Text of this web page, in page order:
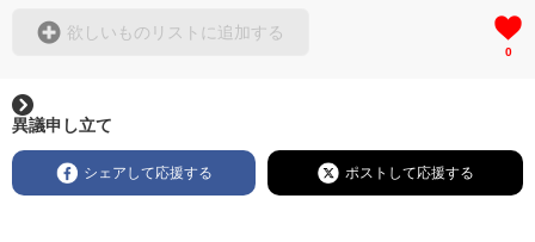
欲しいものリストに追加する
0
異議申し立て
シェアして応援する ポストして応援する